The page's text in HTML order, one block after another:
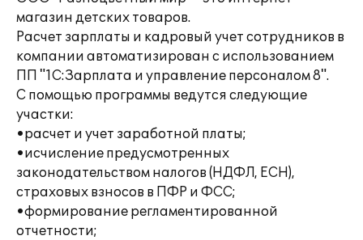
магазин детских товаров.
Расчет зарплаты и кадровый учет сотрудников в
компании автоматизирован с использованием
ПП "1С:Зарплата и управление персоналом 8".
С помощью программы ведутся следующие
участки:
•расчет и учет заработной платы;
•исчисление предусмотренных
законодательством налогов (НДФЛ, ЕСН),
страховых взносов в ПФР и ФСС;
•формирование регламентированной
отчетности;